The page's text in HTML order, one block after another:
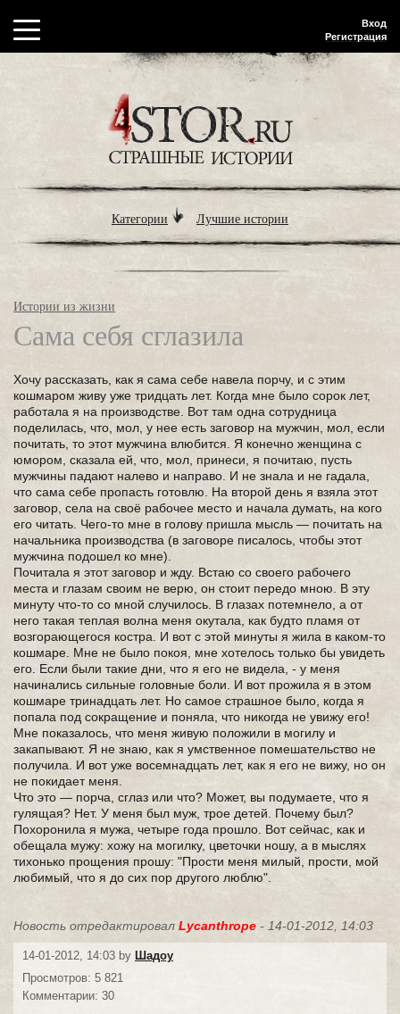
Вход
Регистрация
Категории Лучшие истории
Истории из жизни
Сама себя сглазила
Хочу рассказать, как я сама себе навела порчу, и с этим
кошмаром живу уже тридцать лет. Когда мне было сорок лет,
работала я на производстве. Вот там одна сотрудница
поделилась, что, мол, у нее есть заговор на мужчин, мол, если
почитать, то этот мужчина влюбится. Я конечно женщина с
юмором, сказала ей, что, мол, принеси, я почитаю, пусть
мужчины падают налево и направо. И не знала и не гадала,
что сама себе пропасть готовлю. На второй день я взяла этот
заговор, села на своё рабочее место и начала думать, на кого
его читать. Чего-то мне в голову пришла мысль — почитать на
начальника производства (в заговоре писалось, чтобы этот
мужчина подошел ко мне).
Почитала я этот заговор и жду. Встаю со своего рабочего
места и глазам своим не верю, он стоит передо мною. В эту
минуту что-то со мной случилось. В глазах потемнело, а от
него такая теплая волна меня окутала, как будто пламя от
возгорающегося костра. И вот с этой минуты я жила в каком-то
кошмаре. Мне не было покоя, мне хотелось только бы увидеть
его. Если были такие дни, что я его не видела, - у меня
начинались сильные головные боли. И вот прожила я в этом
кошмаре тринадцать лет. Но самое страшное было, когда я
попала под сокращение и поняла, что никогда не увижу его!
Мне показалось, что меня живую положили в могилу и
закапывают. Я не знаю, как я умственное помешательство не
получила. И вот уже восемнадцать лет, как я его не вижу, но он
не покидает меня.
Что это — порча, сглаз или что? Может, вы подумаете, что я
гулящая? Нет. У меня был муж, трое детей. Почему был?
Похоронила я мужа, четыре года прошло. Вот сейчас, как и
обещала мужу: хожу на могилку, цветочки ношу, а в мыслях
тихонько прощения прошу: "Прости меня милый, прости, мой
любимый, что я до сих пор другого люблю".
Новость отредактировал Lycanthrope - 14-01-2012, 14:03
14-01-2012, 14:03 by Шадоу
Просмотров: 5 821
Комментарии: 30